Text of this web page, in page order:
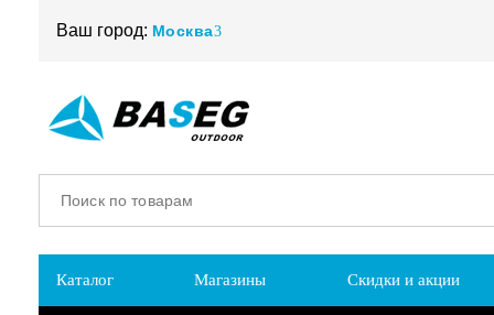
Ваш город: Москва
Каталог Магазины Скидки и акции